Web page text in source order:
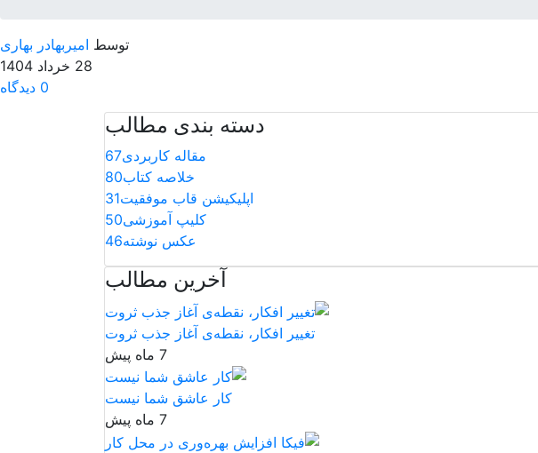
توسط امیربهادر بهاری
28 خرداد 1404
0 دیدگاه
دسته بندی مطالب
مقاله کاربردی67
خلاصه کتاب80
اپلیکیشن قاب موفقیت31
کلیپ آموزشی50
عکس نوشته46
آخرین مطالب
تغییر افکار، نقطه‌ی آغاز جذب ثروت
7 ماه پیش
کار عاشق شما نیست
7 ماه پیش